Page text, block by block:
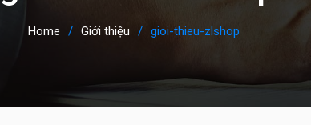
Home Giới thiệu gioi-thieu-zlshop